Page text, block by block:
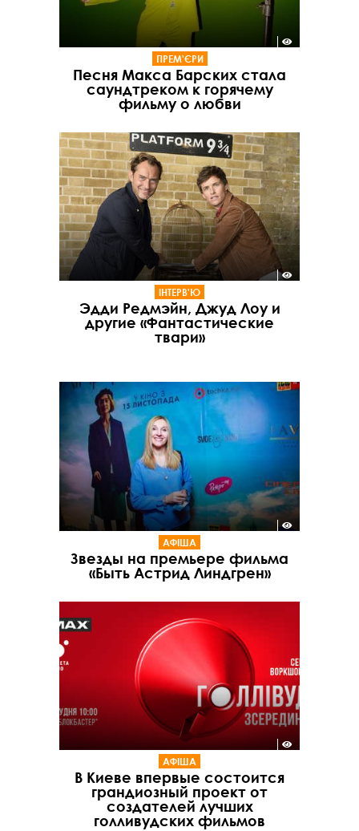
ПРЕМ'ЄРИ
Песня Макса Барских стала
саундтреком к горячему
фильму о любви
ІНТЕРВ'Ю
Эдди Редмэйн, Джуд Лоу и
другие «Фантастические
твари»
АФІША
Звезды на премьере фильма
«Быть Астрид Линдгрен»
АФІША
В Киеве впервые состоится
грандиозный проект от
создателей лучших
голливудских фильмов